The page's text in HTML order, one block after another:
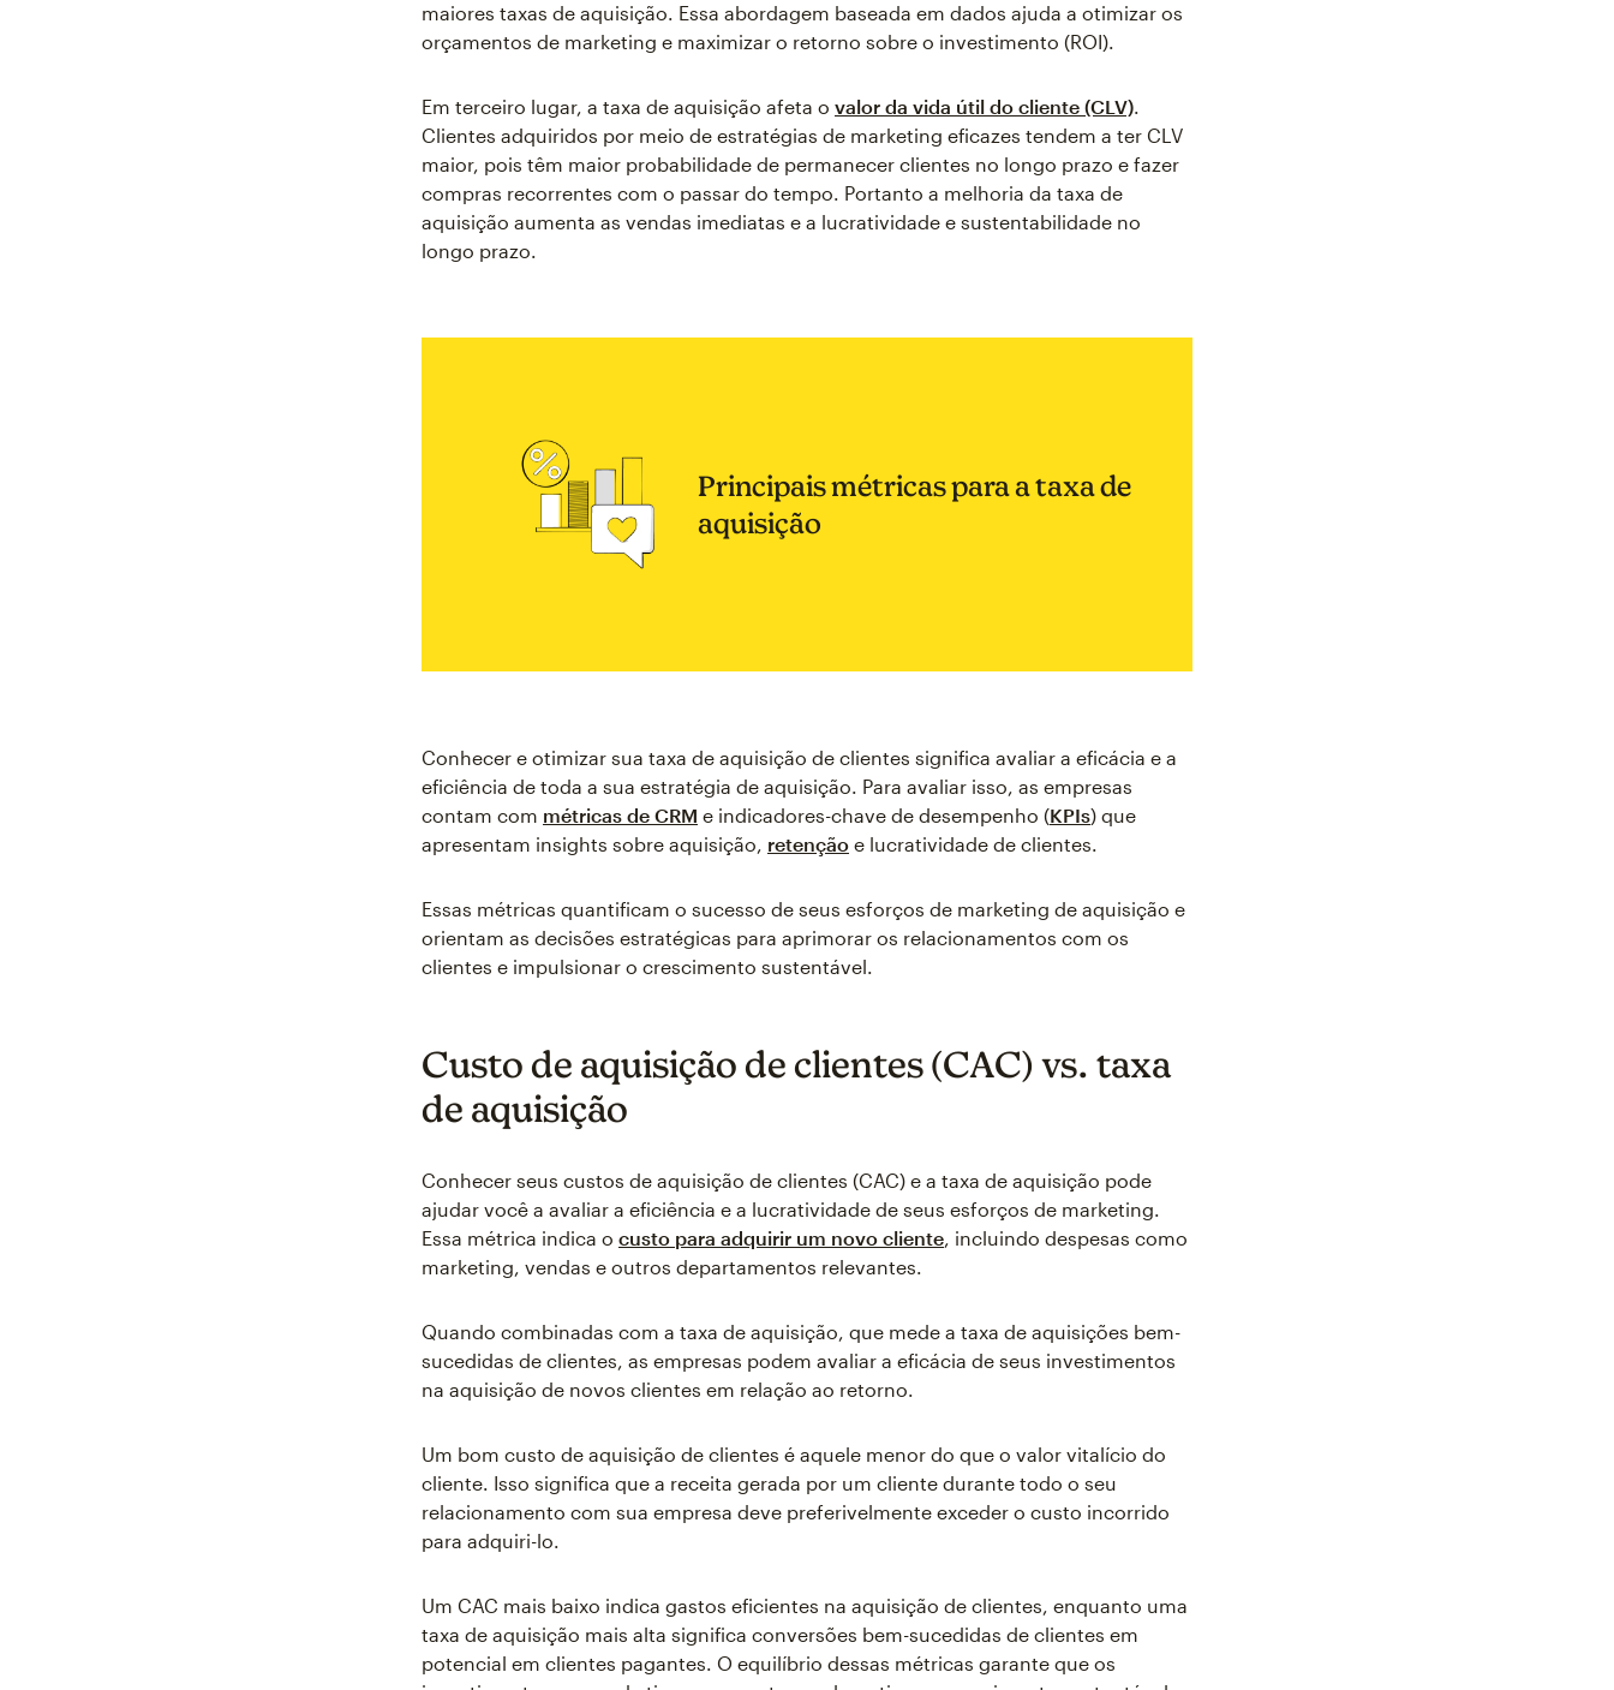
maiores taxas de aquisição. Essa abordagem baseada em dados ajuda a otimizar os
orçamentos de marketing e maximizar o retorno sobre o investimento (ROI).
Em terceiro lugar, a taxa de aquisição afeta o valor da vida útil do cliente (CLV).
Clientes adquiridos por meio de estratégias de marketing eficazes tendem a ter CLV
maior, pois têm maior probabilidade de permanecer clientes no longo prazo e fazer
compras recorrentes com o passar do tempo. Portanto a melhoria da taxa de
aquisição aumenta as vendas imediatas e a lucratividade e sustentabilidade no
longo prazo.
Principais métricas para a taxa de
aquisição
Conhecer e otimizar sua taxa de aquisição de clientes significa avaliar a eficácia e a
eficiência de toda a sua estratégia de aquisição. Para avaliar isso, as empresas
contam com métricas de CRM e indicadores-chave de desempenho (KPIs) que
apresentam insights sobre aquisição, retenção e lucratividade de clientes.
Essas métricas quantificam o sucesso de seus esforços de marketing de aquisição e
orientam as decisões estratégicas para aprimorar os relacionamentos com os
clientes e impulsionar o crescimento sustentável.
Custo de aquisição de clientes (CAC) vs. taxa
de aquisição
Conhecer seus custos de aquisição de clientes (CAC) e a taxa de aquisição pode
ajudar você a avaliar a eficiência e a lucratividade de seus esforços de marketing.
Essa métrica indica o custo para adquirir um novo cliente, incluindo despesas como
marketing, vendas e outros departamentos relevantes.
Quando combinadas com a taxa de aquisição, que mede a taxa de aquisições bem-
sucedidas de clientes, as empresas podem avaliar a eficácia de seus investimentos
na aquisição de novos clientes em relação ao retorno.
Um bom custo de aquisição de clientes é aquele menor do que o valor vitalício do
cliente. Isso significa que a receita gerada por um cliente durante todo o seu
relacionamento com sua empresa deve preferivelmente exceder o custo incorrido
para adquiri-lo.
Um CAC mais baixo indica gastos eficientes na aquisição de clientes, enquanto uma
taxa de aquisição mais alta significa conversões bem-sucedidas de clientes em
potencial em clientes pagantes. O equilíbrio dessas métricas garante que os